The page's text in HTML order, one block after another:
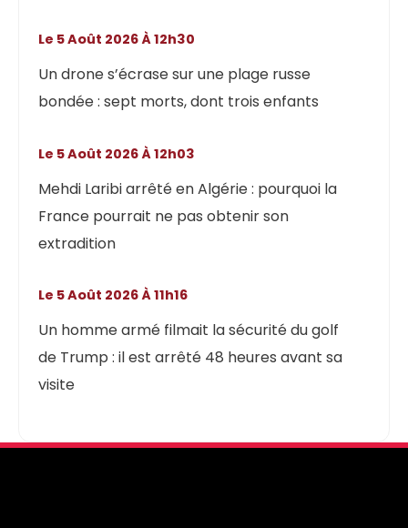
Un drone s’écrase sur une plage russe
bondée : sept morts, dont trois enfants
Le 5 Août 2026 À 12h30
Mehdi Laribi arrêté en Algérie : pourquoi la
France pourrait ne pas obtenir son
extradition
Le 5 Août 2026 À 12h03
Un homme armé filmait la sécurité du golf
de Trump : il est arrêté 48 heures avant sa
visite
Le 5 Août 2026 À 11h16